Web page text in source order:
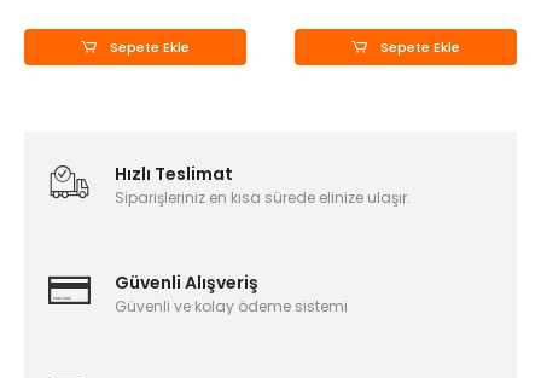
Sepete Ekle Sepete Ekle
Hızlı Teslimat
Siparişleriniz en kısa sürede elinize ulaşır.
Güvenli Alışveriş
Güvenli ve kolay ödeme sistemi